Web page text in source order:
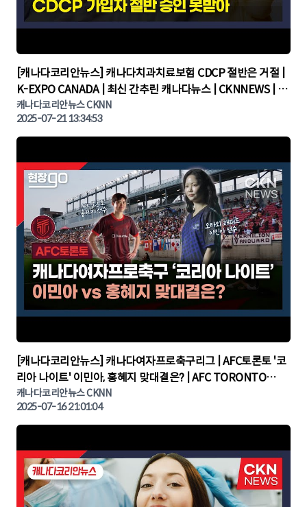
▶
[캐나다코리안뉴스] 캐나다치과치료보험 CDCP 절반은 거절 |
K-EXPO CANADA | 최신 간추린 캐나다뉴스 | CKNNEWS | 캐
나다뉴스 | 토론토뉴스
캐나다코리안뉴스 CKNN
2025-07-21 13:34:53
▶
[캐나다코리안뉴스] 캐나다여자프로축구리그 | AFC토론토 '코
리아 나이트' 이민아, 홍혜지 맞대결은? | AFC TORONTO
KOREA NIGHT | 캐나다뉴스 | 토론토뉴스
캐나다코리안뉴스 CKNN
2025-07-16 21:01:04